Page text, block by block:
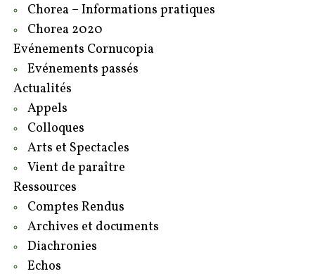
Chorea – Informations pratiques
Chorea 2020
Evénements Cornucopia
Evénements passés
Actualités
Appels
Colloques
Arts et Spectacles
Vient de paraître
Ressources
Comptes Rendus
Archives et documents
Diachronies
Echos